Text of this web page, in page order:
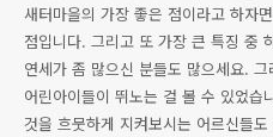
새터마을의 가장 좋은 점이라고 하자
점입니다. 그리고 또 가장 큰 특징 중
연세가 좀 많으신 분들도 많으세요.
어린아이들이 뛰노는 걸 볼 수 있었습
것을 흐뭇하게 지켜보시는 어르신들